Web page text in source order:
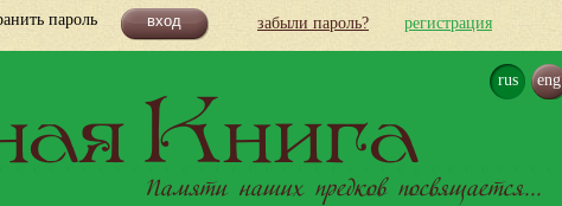
пароль забыли пароль? регистрация
rus eng
Книга
Памяти наших предков посвящается...